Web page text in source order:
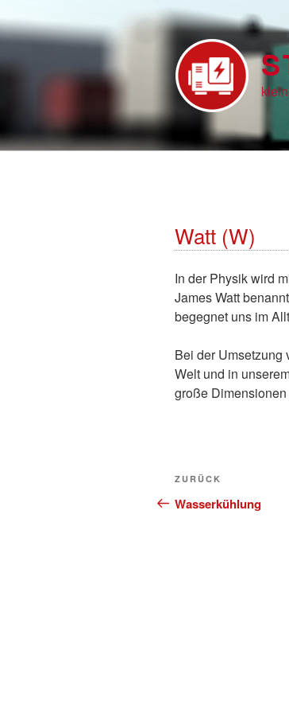
Inhalt
springen
Watt (W)
In der Physik wird
James Watt
begegnet uns im
Bei der Umsetzung
Welt und in
große
Vorheriger
Beitrag
ZURÜCK
Wasserkühlung